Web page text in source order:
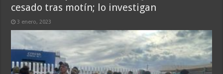
cesado tras motín; lo investigan
3 enero, 2023